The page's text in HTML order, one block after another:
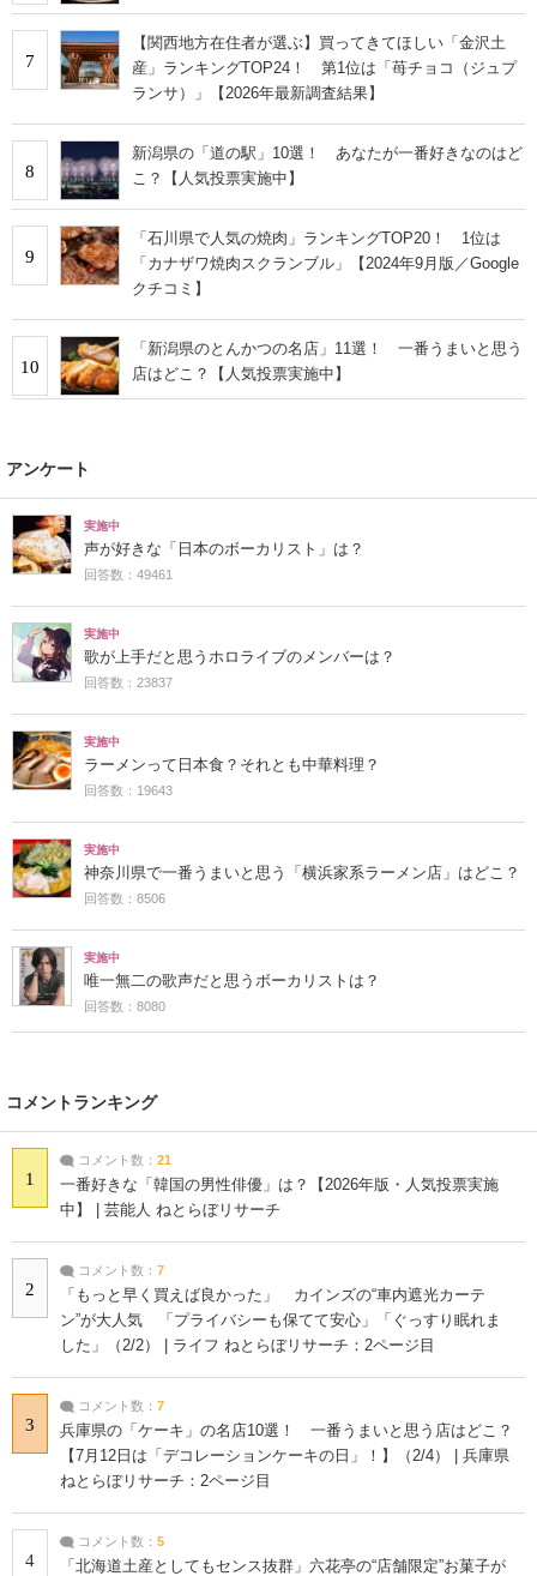
7
【関西地方在住者が選ぶ】買ってきてほしい「金沢土
産」ランキングTOP24！ 第1位は「苺チョコ（ジュプ
ランサ）」【2026年最新調査結果】
8
新潟県の「道の駅」10選！ あなたが一番好きなのはど
こ？【人気投票実施中】
9
「石川県で人気の焼肉」ランキングTOP20！ 1位は
「カナザワ焼肉スクランブル」【2024年9月版／Google
クチコミ】
10
「新潟県のとんかつの名店」11選！ 一番うまいと思う
店はどこ？【人気投票実施中】
アンケート
実施中
声が好きな「日本のボーカリスト」は？
回答数：49461
実施中
歌が上手だと思うホロライブのメンバーは？
回答数：23837
実施中
ラーメンって日本食？それとも中華料理？
回答数：19643
実施中
神奈川県で一番うまいと思う「横浜家系ラーメン店」はどこ？
回答数：8506
実施中
唯一無二の歌声だと思うボーカリストは？
回答数：8080
コメントランキング
1
コメント数： 21
一番好きな「韓国の男性俳優」は？【2026年版・人気投票実施
中】 | 芸能人 ねとらぼリサーチ
2
コメント数： 7
「もっと早く買えば良かった」 カインズの“車内遮光カーテ
ン”が大人気 「プライバシーも保てて安心」「ぐっすり眠れま
した」（2/2） | ライフ ねとらぼリサーチ：2ページ目
3
コメント数： 7
兵庫県の「ケーキ」の名店10選！ 一番うまいと思う店はどこ？
【7月12日は「デコレーションケーキの日」！】（2/4） | 兵庫県
ねとらぼリサーチ：2ページ目
4
コメント数： 5
「北海道土産としてもセンス抜群」六花亭の“店舗限定”お菓子が